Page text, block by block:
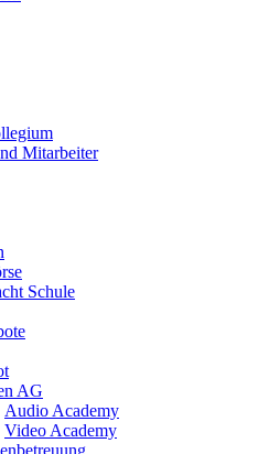
Mitarbeiter
Schule
AG
Audio Academy
Video Academy